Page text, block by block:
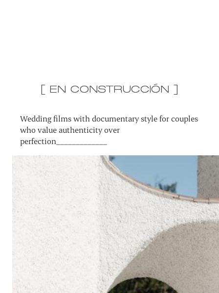
[ EN CONSTRUCCIÓN ]
Wedding films with documentary style for couples
who value authenticity over
perfection_____________